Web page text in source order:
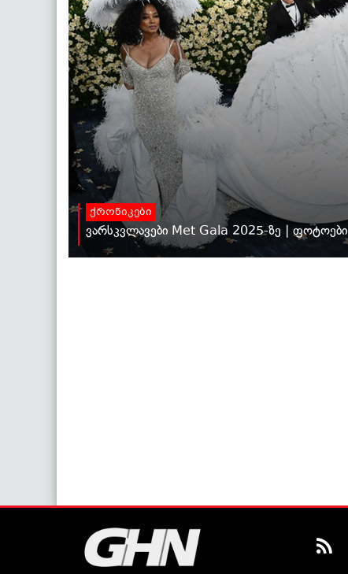
ქრონიკები
ვარსკვლავები Met Gala 2025-ზე | ფოტოები